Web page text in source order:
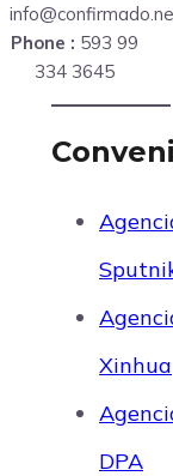
Phone : 593 99
334 3645
Xinhua
DPA